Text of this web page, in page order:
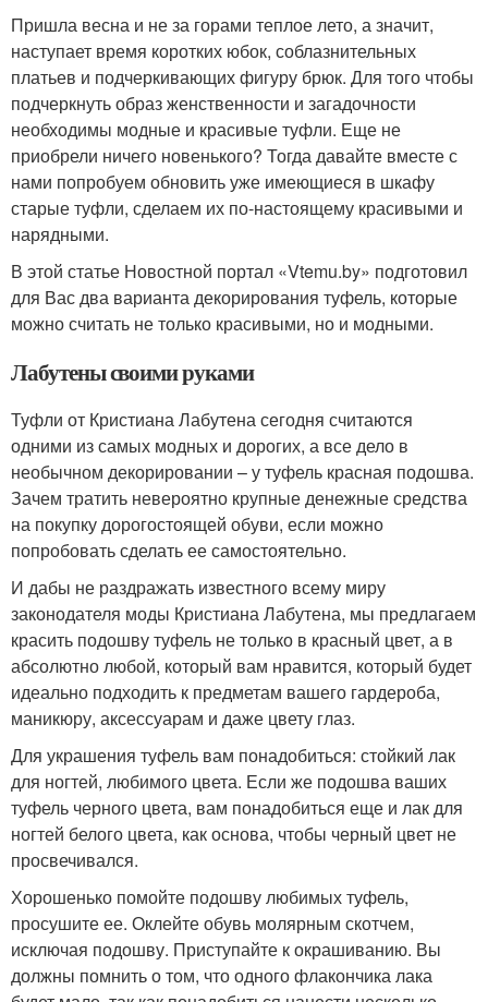
Пришла весна и не за горами теплое лето, а значит,
наступает время коротких юбок, соблазнительных
платьев и подчеркивающих фигуру брюк. Для того чтобы
подчеркнуть образ женственности и загадочности
необходимы модные и красивые туфли. Еще не
приобрели ничего новенького? Тогда давайте вместе с
нами попробуем обновить уже имеющиеся в шкафу
старые туфли, сделаем их по-настоящему красивыми и
нарядными.
В этой статье Новостной портал «Vtemu.by» подготовил
для Вас два варианта декорирования туфель, которые
можно считать не только красивыми, но и модными.
Лабутены своими руками
Туфли от Кристиана Лабутена сегодня считаются
одними из самых модных и дорогих, а все дело в
необычном декорировании – у туфель красная подошва.
Зачем тратить невероятно крупные денежные средства
на покупку дорогостоящей обуви, если можно
попробовать сделать ее самостоятельно.
И дабы не раздражать известного всему миру
законодателя моды Кристиана Лабутена, мы предлагаем
красить подошву туфель не только в красный цвет, а в
абсолютно любой, который вам нравится, который будет
идеально подходить к предметам вашего гардероба,
маникюру, аксессуарам и даже цвету глаз.
Для украшения туфель вам понадобиться: стойкий лак
для ногтей, любимого цвета. Если же подошва ваших
туфель черного цвета, вам понадобиться еще и лак для
ногтей белого цвета, как основа, чтобы черный цвет не
просвечивался.
Хорошенько помойте подошву любимых туфель,
просушите ее. Оклейте обувь молярным скотчем,
исключая подошву. Приступайте к окрашиванию. Вы
должны помнить о том, что одного флакончика лака